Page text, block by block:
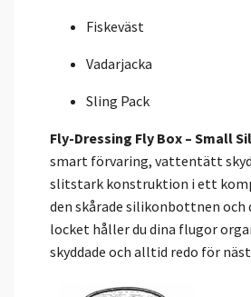
Fiskeväst
Vadarjacka
Sling Pack
Fly-Dressing Fly Box – Small
smart förvaring, vattentätt
slitstark konstruktion i ett
den skårade silikonbottnen
locket håller du dina flugor
skyddade och alltid redo för